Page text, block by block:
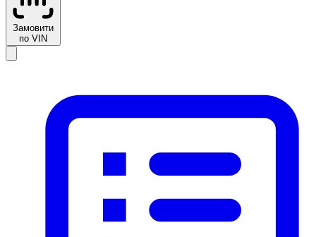
Замовити
по VIN